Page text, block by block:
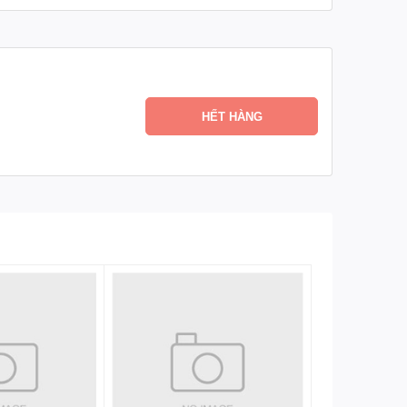
mang theo.
HẾT HÀNG